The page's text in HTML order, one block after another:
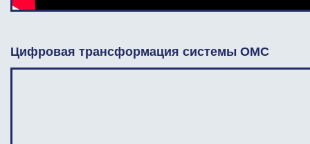
Цифровая трансформация системы ОМС